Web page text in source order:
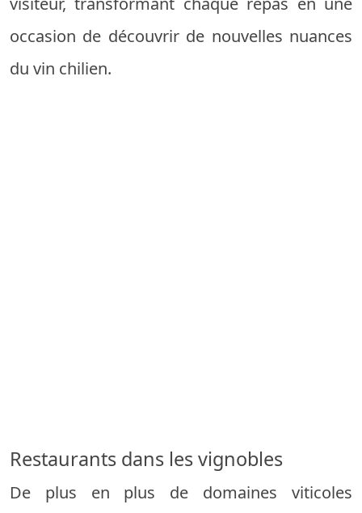
occasion de découvrir de nouvelles nuances
du vin chilien.
Restaurants dans les vignobles
De plus en plus de domaines viticoles